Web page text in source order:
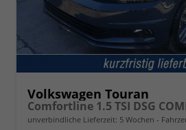
Volkswagen Touran
unverbindliche Lieferzeit: 5 Wochen